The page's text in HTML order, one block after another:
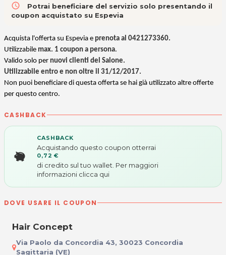
access_time
Potrai beneficiare del servizio solo presentando il
coupon acquistato su Espevia
Acquista l'offerta su Espevia e prenota al 0421273360.
Utilizzabile max. 1 coupon a persona.
Valido solo per nuovi clienti del Salone.
Utilizzabile entro e non oltre il 31/12/2017.
Non puoi beneficiare di questa offerta se hai già utilizzato altre offerte
per questo centro.
CASHBACK
CASHBACK
Acquistando questo coupon otterrai
0,72 €
di credito sul tuo wallet. Per maggiori
informazioni clicca qui
DOVE USARE IL COUPON
Hair Concept
Via Paolo da Concordia 43, 30023 Concordia
Sagittaria (VE)